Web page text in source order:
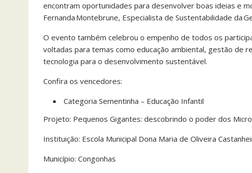
encontram oportunidades para desenvolver boas ideias e
Fernanda Montebrune, Especialista de Sustentabilidade da
O evento também celebrou o empenho de todos os
voltadas para temas como educação ambiental, gestão de
tecnologia para o desenvolvimento sustentável.
Confira os vencedores:
Categoria Sementinha – Educação Infantil
Projeto: Pequenos Gigantes: descobrindo o poder dos
Instituição: Escola Municipal Dona Maria de Oliveira
Município: Congonhas